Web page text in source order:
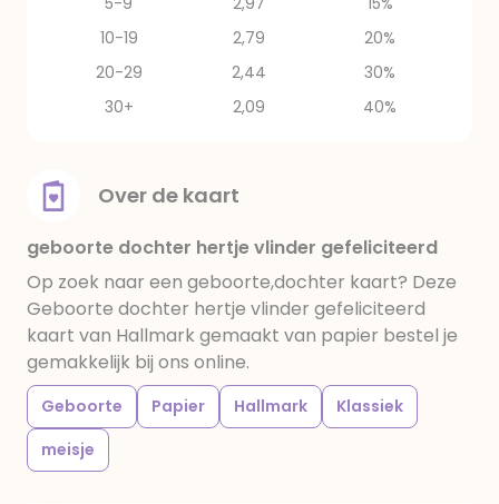
10-19
2,79
20%
20-29
2,44
30%
30+
2,09 40%
Over de kaart
geboorte dochter hertje vlinder gefeliciteerd
Op zoek naar een geboorte,dochter kaart? Deze
Geboorte dochter hertje vlinder gefeliciteerd
kaart van Hallmark gemaakt van papier bestel je
gemakkelijk bij ons online.
Geboorte Papier Hallmark
Klassiek
meisje